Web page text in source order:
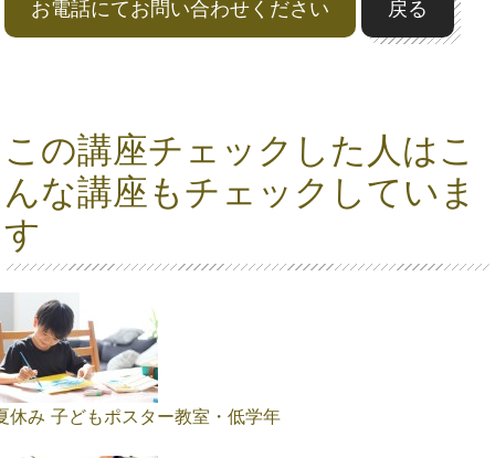
お電話にてお問い合わせください 戻る
この講座チェックした人はこ
んな講座もチェックしていま
す
休み 子どもポスター教室・低学年